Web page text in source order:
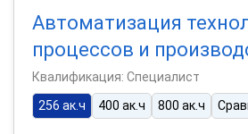
Автоматизация
процессов и
Квалификация: Специалист
256 ак.ч
400 ак.ч 800 ак.ч